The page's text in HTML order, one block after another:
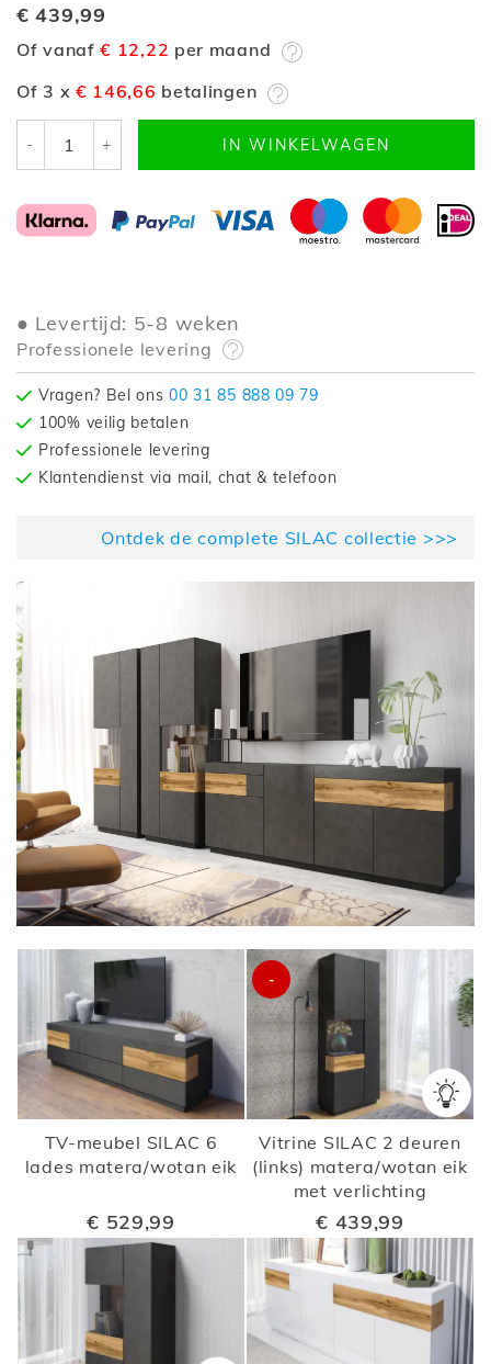
€ 439,99
Of vanaf€ 12,22 per maand
Of 3 x € 146,66 betalingen
- + IN WINKELWAGEN
Levertijd: 5-8 weken
Professionele levering
Vragen? Bel ons00 31 85 888 09 79
100% veilig betalen
Professionele levering
Klantendienst via mail, chat & telefoon
Ontdek de complete SILAC collectie >>>
TV-meubel SILAC 6
lades matera/wotan eik
€ 529,99
-
Vitrine SILAC 2 deuren
(links) matera/wotan eik
met verlichting
€ 439,99